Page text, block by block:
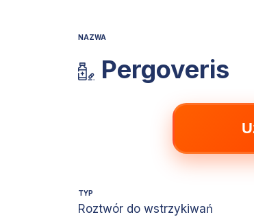
NAZWA
Pergoveris
TYP
Roztwór do wstrzykiwań